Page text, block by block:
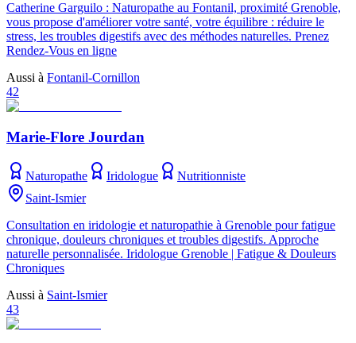
Catherine Garguilo : Naturopathe au Fontanil, proximité Grenoble,
vous propose d'améliorer votre santé, votre équilibre : réduire le
stress, les troubles digestifs avec des méthodes naturelles. Prenez
Rendez-Vous en ligne
Aussi à Fontanil-Cornillon
42
Marie-Flore Jourdan
Naturopathe Iridologue
Nutritionniste
Saint-Ismier
Consultation en iridologie et naturopathie à Grenoble pour fatigue
chronique, douleurs chroniques et troubles digestifs. Approche
naturelle personnalisée. Iridologue Grenoble | Fatigue & Douleurs
Chroniques
Aussi à Saint-Ismier
43